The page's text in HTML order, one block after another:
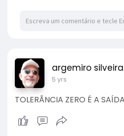
argemiro silveira
5 yrs
TOLERÃNCIA ZERO É A